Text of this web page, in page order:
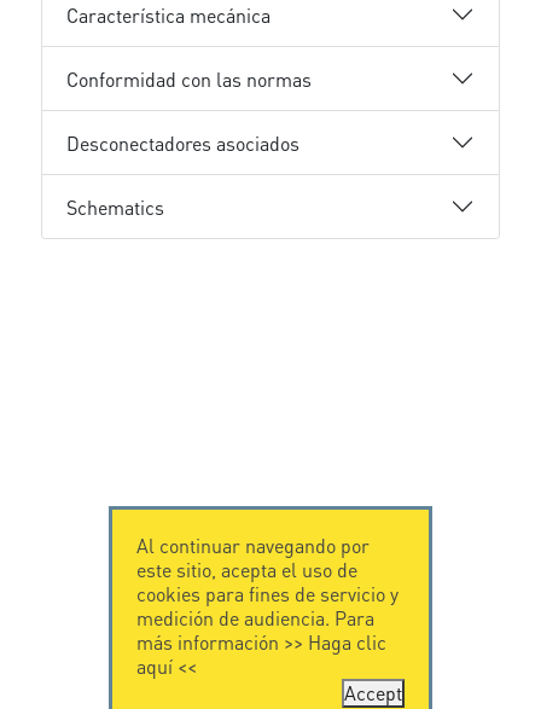
Característica mecánica
Conformidad con las normas
Desconectadores asociados
Schematics
Al continuar navegando por
este sitio, acepta el uso de
cookies para fines de servicio y
medición de audiencia. Para
más información >> Haga clic
aquí<<
Accept